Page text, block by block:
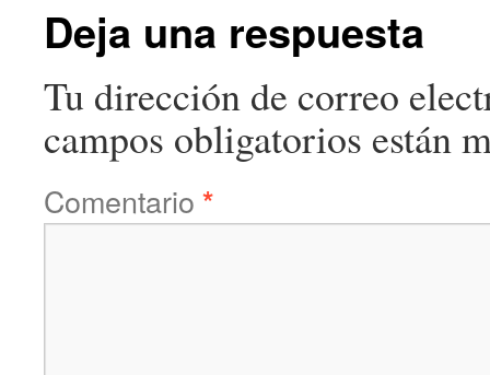
Deja una respuesta
Tu dirección de correo
campos obligatorios están
Comentario *